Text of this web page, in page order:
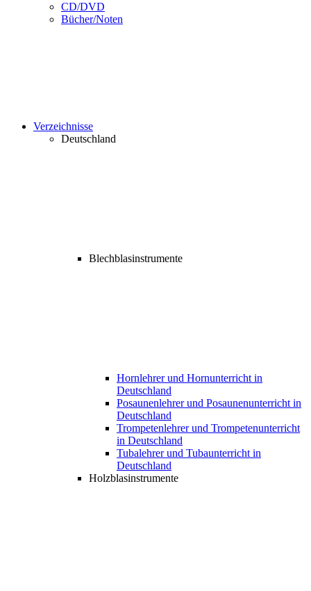
CD/DVD
Bücher/Noten
Verzeichnisse
Deutschland
Blechblasinstrumente
Hornlehrer und Hornunterricht in
Deutschland
Posaunenlehrer und Posaunenunterricht in
Deutschland
Trompetenlehrer und Trompetenunterricht
in Deutschland
Tubalehrer und Tubaunterricht in
Deutschland
Holzblasinstrumente